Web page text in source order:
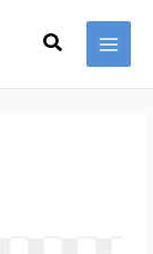
Search